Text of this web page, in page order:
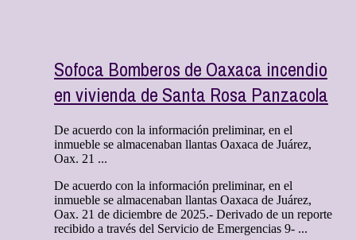
Sofoca Bomberos de Oaxaca incendio
en vivienda de Santa Rosa Panzacola
De acuerdo con la información preliminar, en el
inmueble se almacenaban llantas Oaxaca de Juárez,
Oax. 21 ...
De acuerdo con la información preliminar, en el
inmueble se almacenaban llantas Oaxaca de Juárez,
Oax. 21 de diciembre de 2025.- Derivado de un reporte
recibido a través del Servicio de Emergencias 9- ...